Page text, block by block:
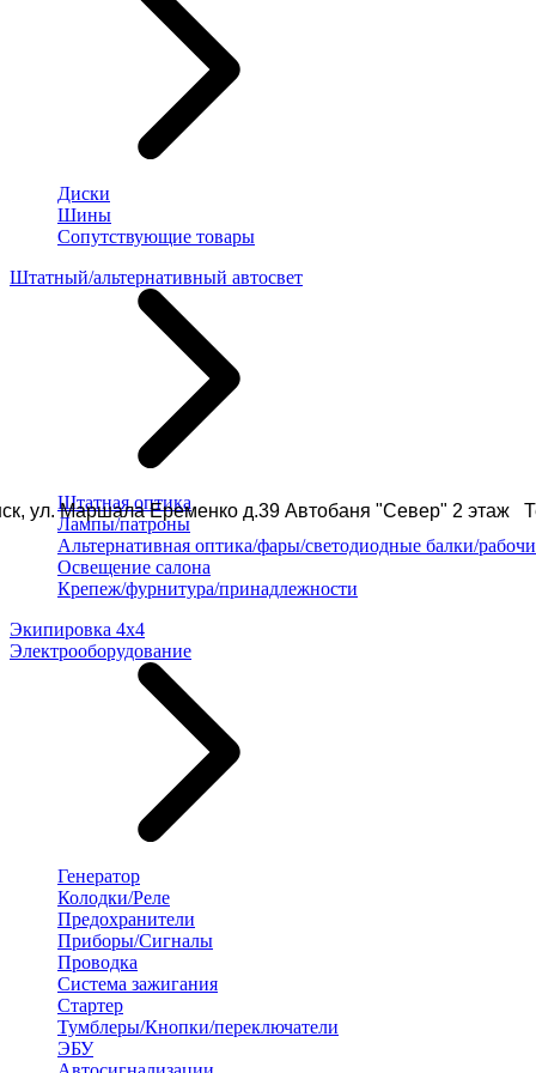
ул. Маршала Еременко д.39 Автобаня "Север" 2 этаж
Диски
Шины
Сопутствующие товары
Штатный/альтернативный автосвет
Штатная оптика
Лампы/патроны
Альтернативная оптика/фары/светодиодные балки/
Освещение салона
Крепеж/фурнитура/принадлежности
Экипировка 4х4
Электрооборудование
Генератор
Колодки/Реле
Предохранители
Приборы/Сигналы
Проводка
Система зажигания
Стартер
Тумблеры/Кнопки/переключатели
ЭБУ